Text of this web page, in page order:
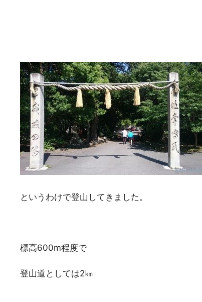
というわけで登山してきました。
標高600m程度で
登山道としては2㎞